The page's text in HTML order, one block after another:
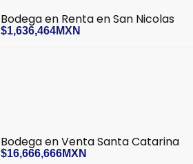
Bodega en Renta en San Nicolas
$1,636,464MXN
Bodega en Venta Santa Catarina
$16,666,666MXN